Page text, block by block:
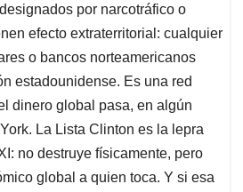
por narcotráfico o
efecto extraterritorial: cualquier
o bancos norteamericanos
estadounidense. Es una red
dinero global pasa, en algún
La Lista Clinton es la lepra
no destruye físicamente, pero
global a quien toca. Y si esa